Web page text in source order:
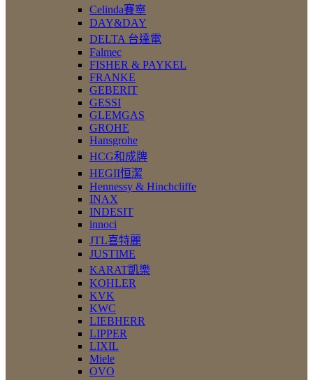
Celinda賽寧
DAY&DAY
DELTA 台達電
Falmec
FISHER & PAYKEL
FRANKE
GEBERIT
GESSI
GLEMGAS
GROHE
Hansgrohe
HCG和成牌
HEGII恒潔
Hennessy & Hinchcliffe
INAX
INDESIT
innoci
JTL喜特麗
JUSTIME
KARAT凱樂
KOHLER
KVK
KWC
LIEBHERR
LIPPER
LIXIL
Miele
OVO